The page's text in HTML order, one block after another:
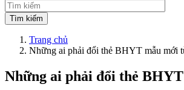
Trang chủ
Những ai phải đổi thẻ BHYT mẫu mới
Những ai phải đổi thẻ